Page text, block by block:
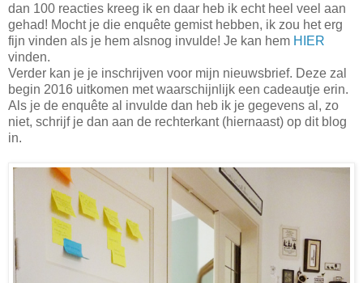
dan 100 reacties kreeg ik en daar heb ik echt heel veel aan
gehad! Mocht je die enquête gemist hebben, ik zou het erg
fijn vinden als je hem alsnog invulde! Je kan hem HIER
vinden.
Verder kan je je inschrijven voor mijn nieuwsbrief. Deze zal
begin 2016 uitkomen met waarschijnlijk een cadeautje erin.
Als je de enquête al invulde dan heb ik je gegevens al, zo
niet, schrijf je dan aan de rechterkant (hiernaast) op dit blog
in.